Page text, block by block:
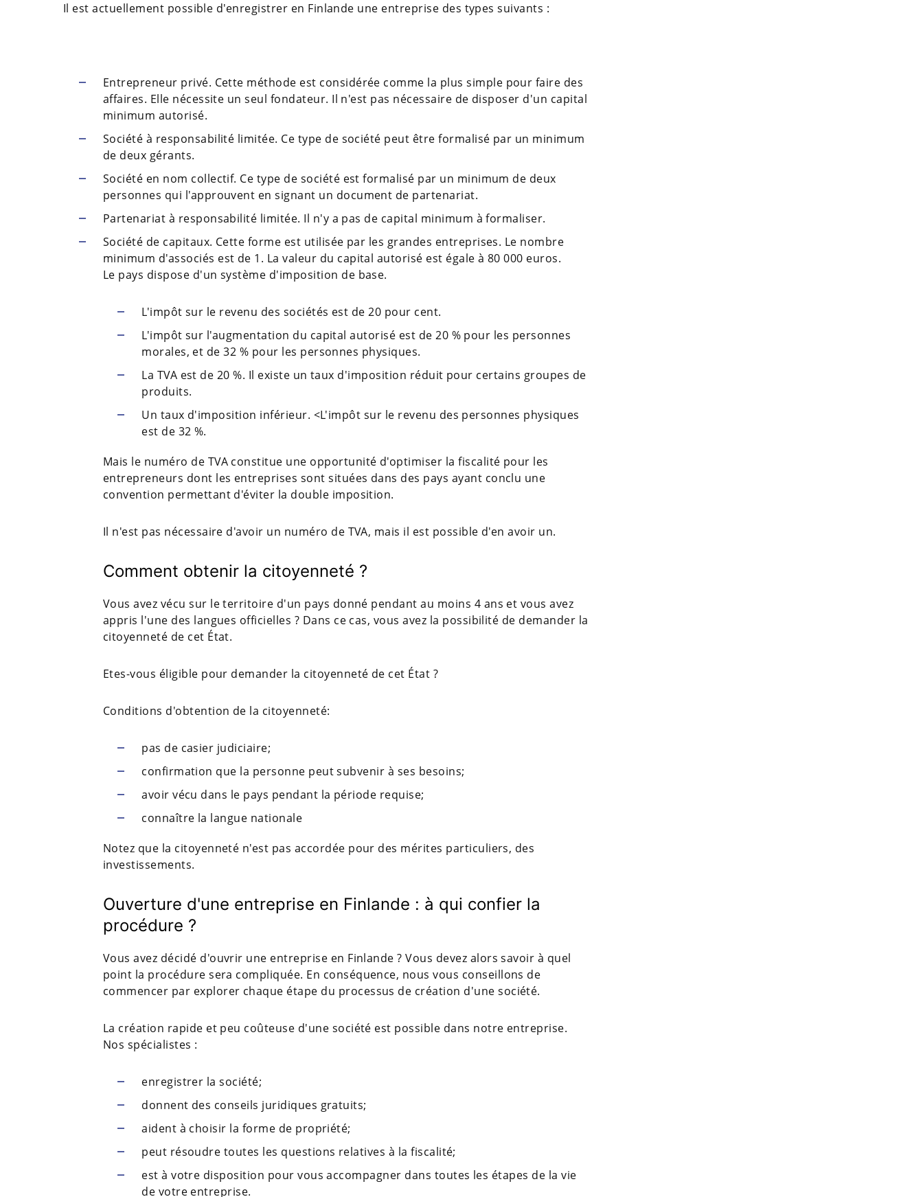
Il est actuellement possible d'enregistrer en Finlande une entreprise des types suivants :
Entrepreneur privé. Cette méthode est considérée comme la plus simple pour faire des
affaires. Elle nécessite un seul fondateur. Il n'est pas nécessaire de disposer d'un capital
minimum autorisé.
Société à responsabilité limitée. Ce type de société peut être formalisé par un minimum
de deux gérants.
Société en nom collectif. Ce type de société est formalisé par un minimum de deux
personnes qui l'approuvent en signant un document de partenariat.
Partenariat à responsabilité limitée. Il n'y a pas de capital minimum à formaliser.
Société de capitaux. Cette forme est utilisée par les grandes entreprises. Le nombre
minimum d'associés est de 1. La valeur du capital autorisé est égale à 80 000 euros.
Le pays dispose d'un système d'imposition de base.
L'impôt sur le revenu des sociétés est de 20 pour cent.
L'impôt sur l'augmentation du capital autorisé est de 20 % pour les personnes
morales, et de 32 % pour les personnes physiques.
La TVA est de 20 %. Il existe un taux d'imposition réduit pour certains groupes de
produits.
Un taux d'imposition inférieur. <L'impôt sur le revenu des personnes physiques
est de 32 %.
Mais le numéro de TVA constitue une opportunité d'optimiser la fiscalité pour les
entrepreneurs dont les entreprises sont situées dans des pays ayant conclu une
convention permettant d'éviter la double imposition.
Il n'est pas nécessaire d'avoir un numéro de TVA, mais il est possible d'en avoir un.
Comment obtenir la citoyenneté ?
Vous avez vécu sur le territoire d'un pays donné pendant au moins 4 ans et vous avez
appris l'une des langues officielles ? Dans ce cas, vous avez la possibilité de demander la
citoyenneté de cet État.
Etes-vous éligible pour demander la citoyenneté de cet État ?
Conditions d'obtention de la citoyenneté:
pas de casier judiciaire;
confirmation que la personne peut subvenir à ses besoins;
avoir vécu dans le pays pendant la période requise;
connaître la langue nationale
Notez que la citoyenneté n'est pas accordée pour des mérites particuliers, des
investissements.
Ouverture d'une entreprise en Finlande : à qui confier la
procédure ?
Vous avez décidé d'ouvrir une entreprise en Finlande ? Vous devez alors savoir à quel
point la procédure sera compliquée. En conséquence, nous vous conseillons de
commencer par explorer chaque étape du processus de création d'une société.
La création rapide et peu coûteuse d'une société est possible dans notre entreprise.
Nos spécialistes :
enregistrer la société;
donnent des conseils juridiques gratuits;
aident à choisir la forme de propriété;
peut résoudre toutes les questions relatives à la fiscalité;
est à votre disposition pour vous accompagner dans toutes les étapes de la vie
de votre entreprise.